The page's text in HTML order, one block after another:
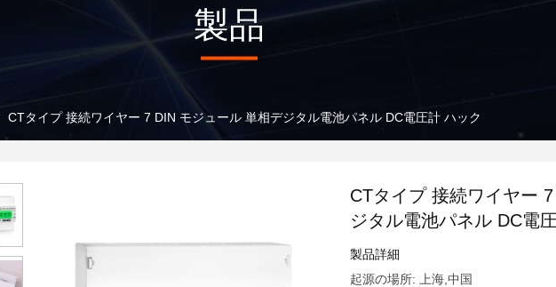
製品
CTタイプ 接続ワイヤー 7 DIN モジュール 単相デジタル電池パネル DC電圧計 ハック
CTタイプ 接続ワイヤー
ジタル電池パネル DC電
製品詳細
起源の場所: 上海,中国